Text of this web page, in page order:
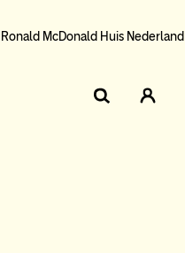
Ronald McDonald Huis Nederland